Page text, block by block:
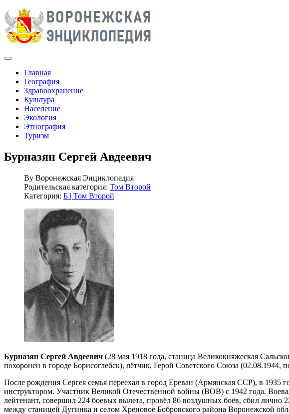
Главная
География
Здравоохранение
Культура
Население
Экология
Этнография
Туризм
Бурназян Сергей Авдеевич
By Воронежская Энциклопедия
Родительская категория: Том Второй
Категория: Б | Том Второй
Бурназян Сергей Авдеевич (28 мая 1918 года, станица Великокняжеская
похоронен в городе Борисоглебск), лётчик, Герой Советского Союза (02.08.1944,
После рождения Сергея семья переехал в город Ереван (Армянская ССР), в
инструктором. Участник Великой Отечественной войны (ВОВ) с 1942 года.
лейтенант, совершил 224 боевых вылета, провёл 86 воздушных боёв, сбил лично
между станицей Дугинка и селом Хреновое Бобровского района Воронежской